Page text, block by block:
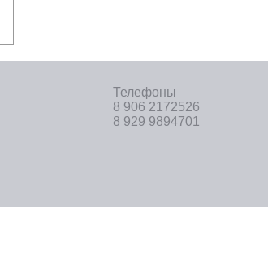
Телефоны
8 906 2172526
8 929 9894701